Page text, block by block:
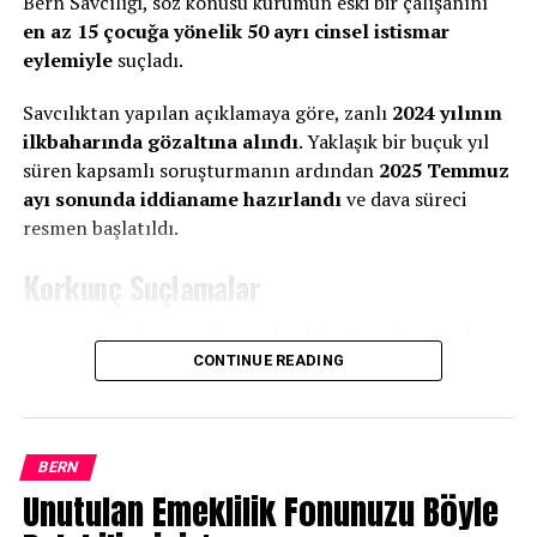
en az 15 çocuğa yönelik 50 ayrı cinsel istismar
eylemiylesuçladı.
Savcılıktan yapılan açıklamaya göre, zanlı 2024 yılının
ilkbaharında gözaltına alındı. Yaklaşık bir buçuk yıl
süren kapsamlı soruşturmanın ardından 2025 Temmuz
ayı sonunda iddianame hazırlandıve dava süreci
resmen başlatıldı.
Korkunç Suçlamalar
Soruşturma dosyasında yer alan bilgilere göre, sanık
konumundaki eski kreş çalışanı, görev yaptığı dönemde
bulunmakla suçlanıyor. Savcılık, olayların farklı
tarihlerde ve çeşitli ortamlarda gerçekleştiğini belirtiyor.
Zanlıya yöneltilen suçlamalar arasında:
CONTINUE READING
BERN
Unutulan Emeklilik Fonunuzu Böyle